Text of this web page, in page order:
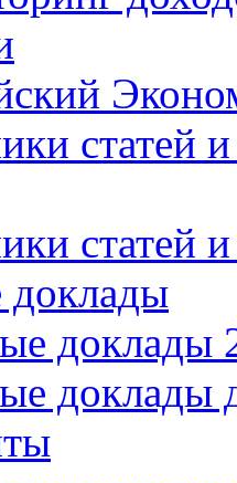
статей
статей
доклады
доклады